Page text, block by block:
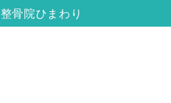
骨院ひまわり